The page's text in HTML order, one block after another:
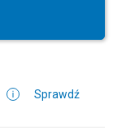
Sprawdź